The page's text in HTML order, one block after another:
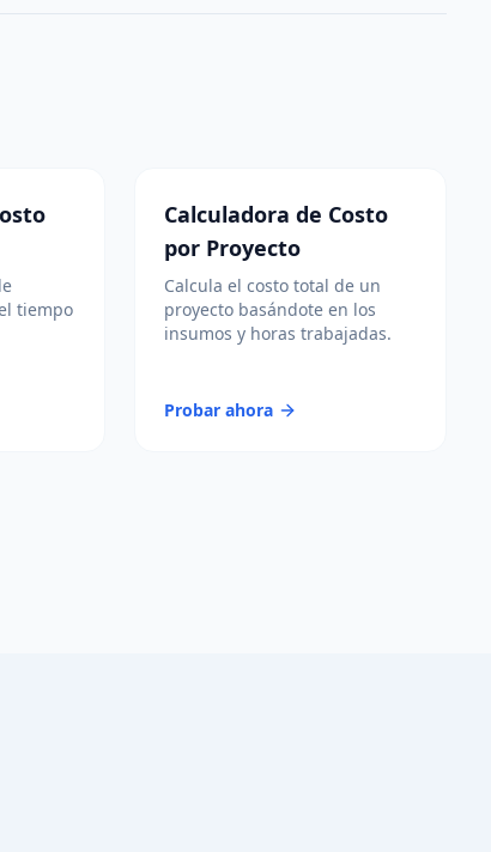
tiempo
Calculadora de Costo
por Proyecto
Calcula el costo total de un
proyecto basándote en los
insumos y horas trabajadas.
Probar ahora